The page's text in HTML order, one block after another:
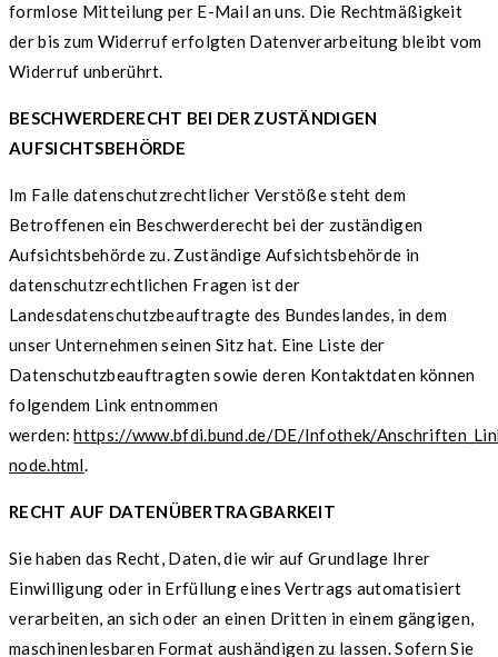
formlose Mitteilung per E-Mail an uns. Die Rechtmäßigkeit
der bis zum Widerruf erfolgten Datenverarbeitung bleibt vom
Widerruf unberührt.
BESCHWERDERECHT BEI DER ZUSTÄNDIGEN
AUFSICHTSBEHÖRDE
Im Falle datenschutzrechtlicher Verstöße steht dem
Betroffenen ein Beschwerderecht bei der zuständigen
Aufsichtsbehörde zu. Zuständige Aufsichtsbehörde in
datenschutzrechtlichen Fragen ist der
Landesdatenschutzbeauftragte des Bundeslandes, in dem
unser Unternehmen seinen Sitz hat. Eine Liste der
Datenschutzbeauftragten sowie deren Kontaktdaten können
folgendem Link entnommen
werden:https://www.bfdi.bund.de/DE/Infothek/
node.html.
RECHT AUF DATENÜBERTRAGBARKEIT
Sie haben das Recht, Daten, die wir auf Grundlage Ihrer
Einwilligung oder in Erfüllung eines Vertrags automatisiert
verarbeiten, an sich oder an einen Dritten in einem gängigen,
maschinenlesbaren Format aushändigen zu lassen. Sofern Sie